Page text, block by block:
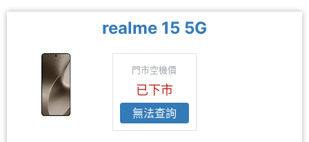
realme 15 5G
門市空機價
已下市
無法查詢